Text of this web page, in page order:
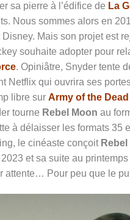
sa pierre à l’édifice de La
Nous sommes alors en
Mais son projet est
souhaite adopter pour
. Opiniâtre, Snyder tente
Netflix qui ouvrira ses
libre sur Army of the Dead
tourne Rebel Moon au
à délaisser les formats 35
le cinéaste conçoit
et sa suite au
attente… Pour peu que le